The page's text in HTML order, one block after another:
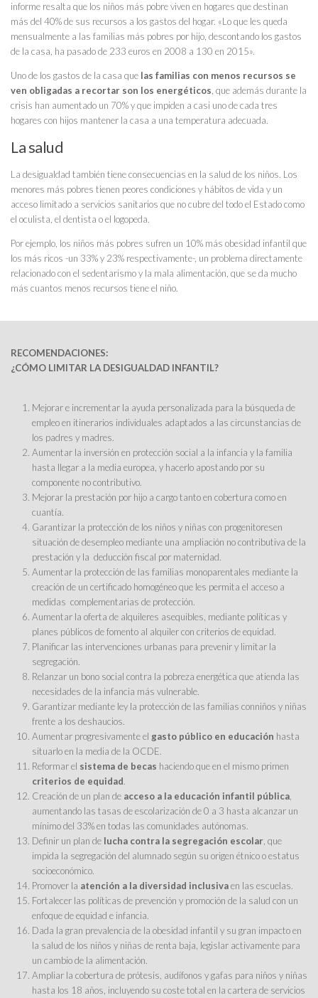
informe resalta que los niños más pobre viven en hogares que destinan
más del 40% de sus recursos a los gastos del hogar. «Lo que les queda
mensualmente a las familias más pobres por hijo, descontando los gastos
de la casa, ha pasado de 233 euros en 2008 a 130 en 2015».
Uno de los gastos de la casa que las familias con menos recursos se
ven obligadas a recortar son los energéticos, que además durante la
crisis han aumentado un 70% y que impiden a casi uno de cada tres
hogares con hijos mantener la casa a una temperatura adecuada.
La salud
La desigualdad también tiene consecuencias en la salud de los niños. Los
menores más pobres tienen peores condiciones y hábitos de vida y un
acceso limitado a servicios sanitarios que no cubre del todo el Estado como
el oculista, el dentista o el logopeda.
Por ejemplo, los niños más pobres sufren un 10% más obesidad infantil que
los más ricos -un 33% y 23% respectivamente-, un problema directamente
relacionado con el sedentarismo y la mala alimentación, que se da mucho
más cuantos menos recursos tiene el niño.
RECOMENDACIONES:
¿CÓMO LIMITAR LA DESIGUALDAD INFANTIL?
Mejorar e incrementar la ayuda personalizada para la búsqueda de
empleo en itinerarios individuales adaptados a las circunstancias de
los padres y madres.
Aumentar la inversión en protección social a la infancia y la familia
hasta llegar a la media europea, y hacerlo apostando por su
componente no contributivo.
Mejorar la prestación por hijo a cargo tanto en cobertura como en
cuantía.
Garantizar la protección de los niños y niñas con progenitoresen
situación de desempleo mediante una ampliación no contributiva de la
prestación y la deducción fiscal por maternidad.
Aumentar la protección de las familias monoparentales mediante la
creación de un certificado homogéneo que les permita el acceso a
medidas complementarias de protección.
Aumentar la oferta de alquileres asequibles, mediante políticas y
planes públicos de fomento al alquiler con criterios de equidad.
Planificar las intervenciones urbanas para prevenir y limitar la
segregación.
Relanzar un bono social contra la pobreza energética que atienda las
necesidades de la infancia más vulnerable.
Garantizar mediante ley la protección de las familias conniños y niñas
frente a los deshaucios.
Aumentar progresivamente el gasto público en educación hasta
situarlo en la media de la OCDE.
Reformar el sistema de becas haciendo que en el mismo primen
criterios de equidad
Creación de un plan de acceso a la educación infantil pública
aumentando las tasas de escolarización de 0 a 3 hasta alcanzar un
mínimo del 33% en todas las comunidades autónomas.
Definir un plan de lucha contra la segregación escolar , que
impida la segregación del alumnado según su origen étnico o estatus
socioeconómico.
Promover la atención a la diversidad inclusivaen las escuelas.
Fortalecer las políticas de prevención y promoción de la salud con un
enfoque de equidad e infancia.
Dada la gran prevalencia de la obesidad infantil y su gran impacto en
la salud de los niños y niñas de renta baja, legislar activamente para
un cambio de la alimentación.
Ampliar la cobertura de prótesis, audífonos y gafas para niños y niñas
hasta los 18 años, incluyendo su coste total en la cartera de servicios